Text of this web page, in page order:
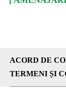
ACORD DE
TERMENI ȘI